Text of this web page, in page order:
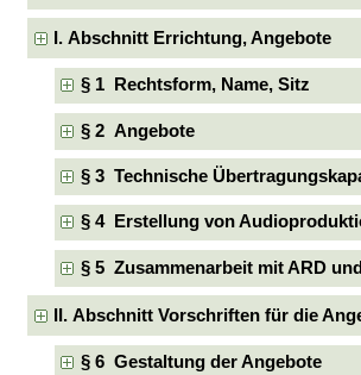
I. Abschnitt Errichtung, Angebote
§ 1 Rechtsform, Name, Sitz
§ 2 Angebote
§ 3 Technische
§ 4 Erstellung von
§ 5 Zusammenarbeit mit ARD
II. Abschnitt Vorschriften für die
§ 6 Gestaltung der Angebote